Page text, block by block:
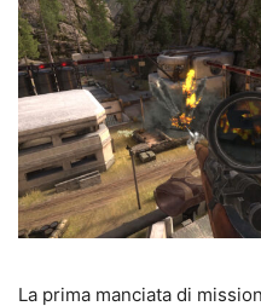
La prima manciata di